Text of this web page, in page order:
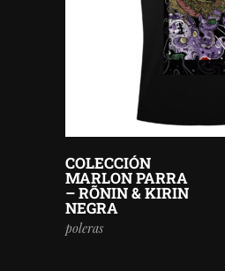
COLECCIÓN
MARLON PARRA
– RÕNIN & KIRIN
NEGRA
poleras